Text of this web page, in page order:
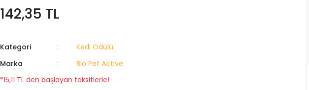
142,35 TL
Kategori
Kedi Ödülü
Marka
Bio Pet Active
*15,11 TL den başlayan taksitlerle!